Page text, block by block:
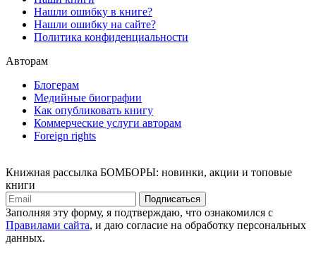
Нашли ошибку в книге?
Нашли ошибку на сайте?
Политика конфиденциальности
Авторам
Блогерам
Медийные биографии
Как опубликовать книгу
Коммерческие услуги авторам
Foreign rights
Книжная рассылка БОМБОРЫ: новинки, акции и топовые
книги
Подписаться
Заполняя эту форму, я подтверждаю, что ознакомился с
Правилами сайта, и даю согласие на обработку персональных
данных.